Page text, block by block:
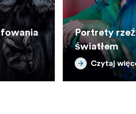
Portrety rzeźbione
światłem
Czytaj